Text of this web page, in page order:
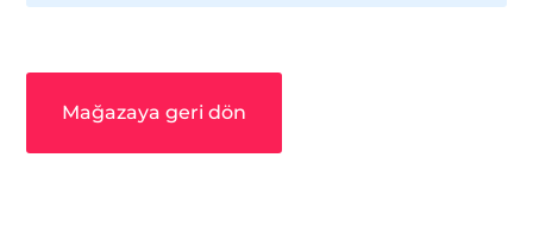
Mağazaya geri dön